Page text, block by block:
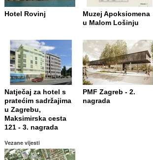
Hotel Rovinj
Muzej Apoksiomena
u Malom Lošinju
Natječaj za hotel s
pratećim sadržajima
u Zagrebu,
Maksimirska cesta
121 - 3. nagrada
PMF Zagreb - 2.
nagrada
Vezane vijesti